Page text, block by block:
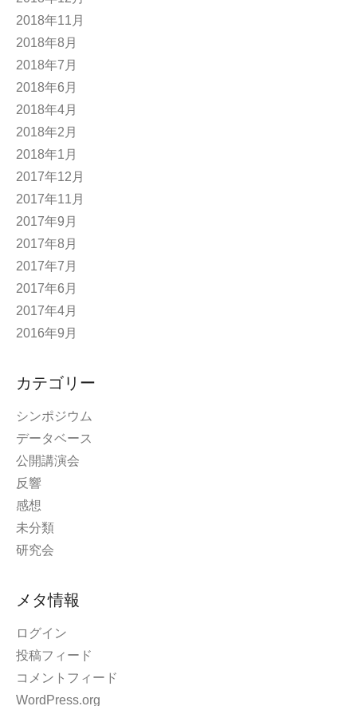
2018年11月
2018年8月
2018年7月
2018年6月
2018年4月
2018年2月
2018年1月
2017年12月
2017年11月
2017年9月
2017年8月
2017年7月
2017年6月
2017年4月
2016年9月
カテゴリー
シンポジウム
データベース
公開講演会
反響
感想
未分類
研究会
メタ情報
ログイン
投稿フィード
コメントフィード
WordPress.org